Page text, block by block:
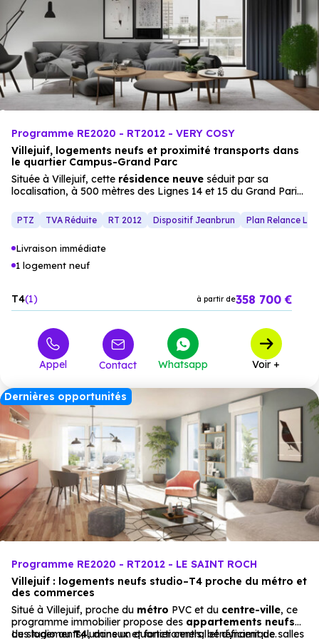
Programme RE2020 - RT2012 - VERY COSY
Villejuif, logements neufs et proximité transports dans
le quartier Campus-Grand Parc
Située à Villejuif, cette résidence neuve séduit par sa
localisation, à 500 mètres des Lignes 14 et 15 du Grand Paris
Parc. Lesappartements(du studio au 5 pièces) offrent des
espaces lumineux et des prestations haut de gamme (salle de
sol), tandis que les extérieurs (balcon, terrasse) invitent à la
détente. Un projet idéal pour une résidence principale ou un
PTZ TVA Réduite RT 2012 Dispositif Jeanbrun Plan Relance
Livraison immédiate
1 logement neuf
T4 1 à partir de358 700 €
Appel Contact Whatsapp Voir +
Dernières opportunités
Programme RE2020 - RT2012 - LE SAINT ROCH
Villejuif : logements neufs studio–T4 proche du métro et
des commerces
Situé à Villejuif, proche du métro PVC et du centre-ville, ce
programme immobilier propose des appartements neufs
du studio auT4, dans un quartier central et dynamique.
Les logements, lumineux et fonctionnels, bénéficient de salles